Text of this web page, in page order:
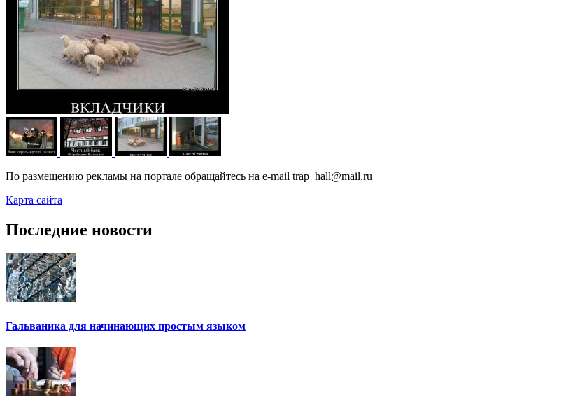
По размещению рекламы на портале обращайтесь на e-mail trap_hall@mail.ru
Карта сайта
Последние новости
Гальваника для начинающих простым языком